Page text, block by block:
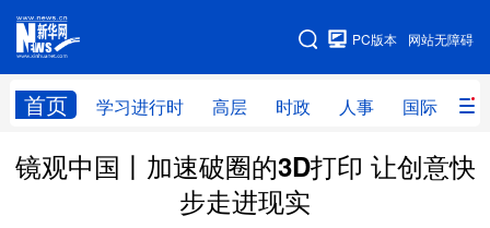
网站无障碍
PC版本
首页 学习进行时 高层 时政 人事 国际 财
网站地图
学习进行时 高层 时政 人事
财经 网评
镜观中国丨加速破圈的3D打印 让创意快
步走进现实